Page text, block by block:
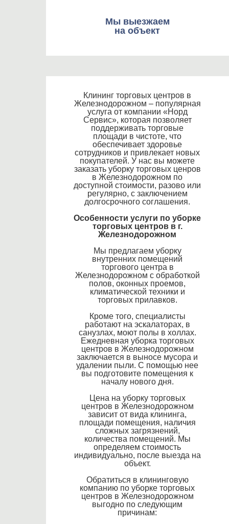
Мы выезжаем
на объект
Клининг торговых центров в
Железнодорожном – популярная
услуга от компании «Норд
Сервис», которая позволяет
поддерживать торговые
площади в чистоте, что
обеспечивает здоровье
сотрудников и привлекает новых
покупателей. У нас вы можете
заказать уборку торговых ценров
в Железнодорожном по
доступной стоимости, разово или
регулярно, с заключением
долгосрочного соглашения.
Особенности услуги по уборке
торговых центров в г.
Железнодорожном
Мы предлагаем уборку
внутренних помещений
торгового центра в
Железнодорожном с обработкой
полов, оконных проемов,
климатической техники и
торговых прилавков.
Кроме того, специалисты
работают на эскалаторах, в
санузлах, моют полы в холлах.
Ежедневная уборка торговых
центров в Железнодорожном
заключается в выносе мусора и
удалении пыли. С помощью нее
вы подготовите помещения к
началу нового дня.
Цена на уборку торговых
центров в Железнодорожном
зависит от вида клининга,
площади помещения, наличия
сложных загрязнений,
количества помещений. Мы
определяем стоимость
индивидуально, после выезда на
объект.
Обратиться в клининговую
компанию по уборке торговых
центров в Железнодорожном
выгодно по следующим
причинам: